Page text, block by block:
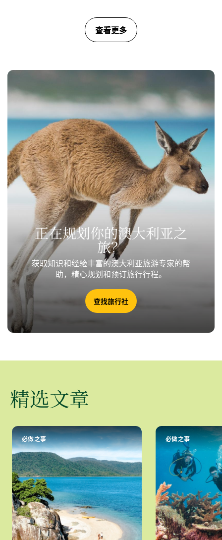
查看更多
正在规划你的澳大利亚之
旅？
获取知识和经验丰富的澳大利亚旅游专家的帮
助，精心规划和预订旅行行程。
查找旅行社
精选文章
必做之事 必做之事